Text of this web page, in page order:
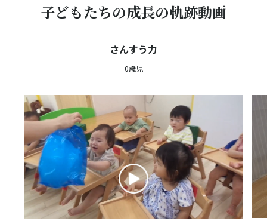
子どもたちの成長の軌跡動画
さんすう力
0歳児